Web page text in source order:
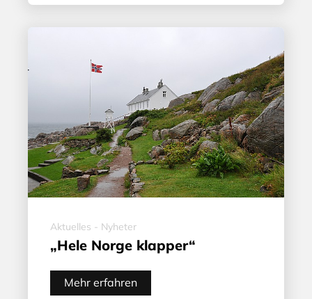
Aktuelles - Nyheter
„Hele Norge klapper“
Mehr erfahren